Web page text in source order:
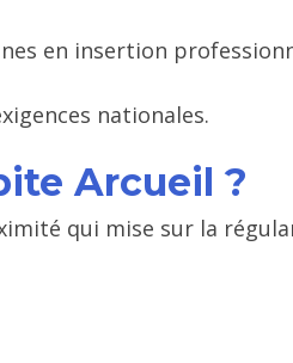
en insertion
nationales.
Arcueil ?
qui mise sur la